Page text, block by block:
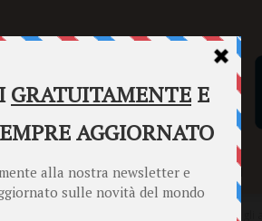
FORMULARI PUNTO INFORMAZIONI
Ti spettano dei Bonus anche se vivi da solo: tutti gli